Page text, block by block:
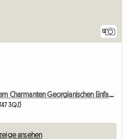
12
Zimmer Zu Vermieten In Einem Charmanten Georgianischen Einfamilienhaus
3QZ)
ansehen